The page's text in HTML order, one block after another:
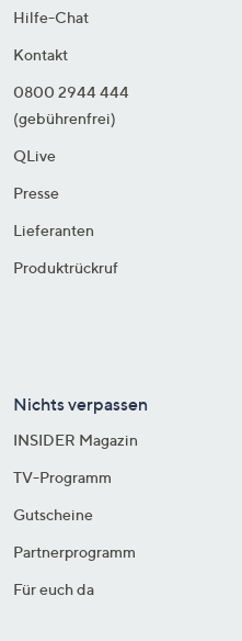
Hilfe-Chat
Kontakt
0800 2944 444
(gebührenfrei)
QLive
Presse
Lieferanten
Produktrückruf
Nichts verpassen
INSIDER Magazin
TV-Programm
Gutscheine
Partnerprogramm
Für euch da